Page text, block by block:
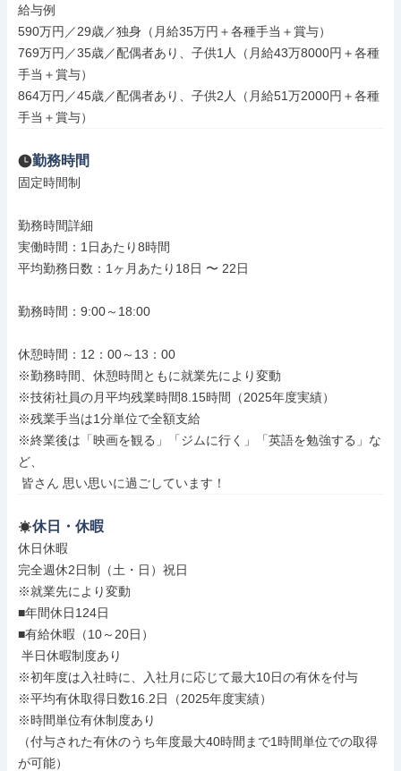
給与例
590万円／29歳／独身（月給35万円＋各種手当＋賞与）
769万円／35歳／配偶者あり、子供1人（月給43万8000円＋各種
手当＋賞与）
864万円／45歳／配偶者あり、子供2人（月給51万2000円＋各種
手当＋賞与）
勤務時間
固定時間制
勤務時間詳細
実働時間：1日あたり8時間
平均勤務日数：1ヶ月あたり18日 〜 22日
勤務時間：9:00～18:00
休憩時間：12：00～13：00
※勤務時間、休憩時間ともに就業先により変動
※技術社員の月平均残業時間8.15時間（2025年度実績）
※残業手当は1分単位で全額支給
※終業後は「映画を観る」「ジムに行く」「英語を勉強する」な
ど、
皆さん 思い思いに過ごしています！
休日・休暇
休日休暇
完全週休2日制（土・日）祝日
※就業先により変動
■年間休日124日
■有給休暇（10～20日）
※初年度は入社時に、入社月に応じて最大10日の有休を付与
※平均有休取得日数16.2日（2025年度実績）
※時間単位有休制度あり
（付与された有休のうち年度最大40時間まで1時間単位での取得
が可能）